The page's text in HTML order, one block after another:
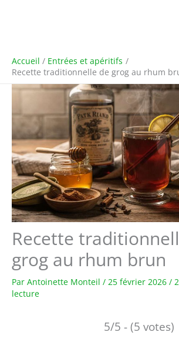
Accueil
Entrées et apéritifs
Recette traditionnelle de grog au rhum
Recette
grog au rhum brun
Par Antoinette Monteil / 25 février 2026 /
lecture
5/5 - (5 votes)